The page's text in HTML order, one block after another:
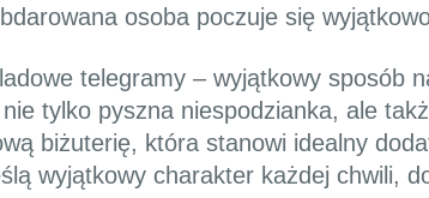
osoba poczuje się
telegramy – wyjątkowy sposób
tylko pyszna niespodzianka, ale
biżuterię, która stanowi idealny
wyjątkowy charakter każdej chwili,